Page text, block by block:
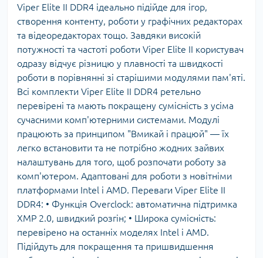
Viper Elite II DDR4 ідеально підійде для ігор,
створення контенту, роботи у графічних редакторах
та відеоредакторах тощо. Завдяки високій
потужності та частоті роботи Viper Elite II користувач
одразу відчує різницю у плавності та швидкості
роботи в порівнянні зі старішими модулями пам'яті.
Всі комплекти Viper Elite II DDR4 ретельно
перевірені та мають покращену сумісність з усіма
сучасними комп'ютерними системами. Модулі
працюють за принципом "Вмикай і працюй" — їх
легко встановити та не потрібно жодних зайвих
налаштувань для того, щоб розпочати роботу за
комп'ютером. Адаптовані для роботи з новітніми
платформами Intel і AMD. Переваги Viper Elite II
DDR4: • Функція Overclock: автоматична підтримка
XMP 2.0, швидкий розгін; • Широка сумісність:
перевірено на останніх моделях Intel і AMD.
Підійдуть для покращення та пришвидшення